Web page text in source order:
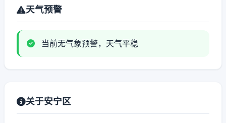
天气预警
当前无气象预警，天气平稳
关于安宁区